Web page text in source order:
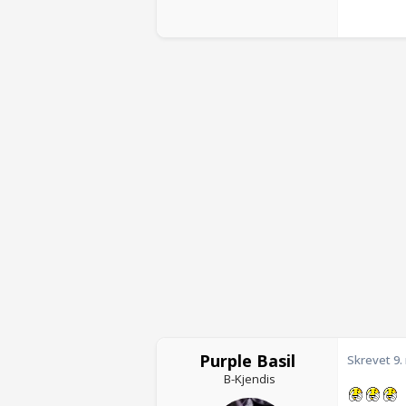
Purple Basil
B-Kjendis
Skrevet9.